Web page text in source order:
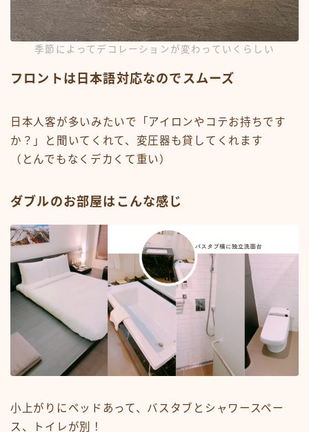
季節によってデコレーションが変わっていくらしい
フロントは日本語対応なのでスムーズ
日本人客が多いみたいで「アイロンやコテお持ちです
か？」と聞いてくれて、変圧器も貸してくれます
（とんでもなくデカくて重い）
ダブルのお部屋はこんな感じ
小上がりにベッドあって、バスタブとシャワースペー
ス、トイレが別！